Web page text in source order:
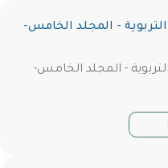
- المجلد الخامس-
- المجلد الخامس-